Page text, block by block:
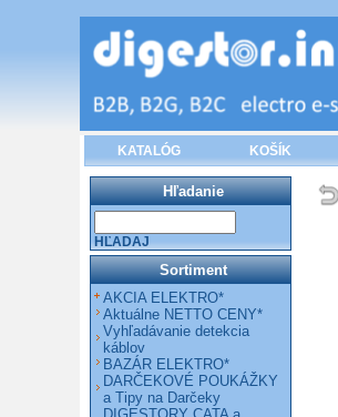
KATALÓG KOŠÍK
Hľadanie
HĽADAJ
Sortiment
AKCIA ELEKTRO*
Aktuálne NETTO CENY*
Vyhľadávanie detekcia
káblov
BAZÁR ELEKTRO*
DARČEKOVÉ POUKÁŽKY
a Tipy na Darčeky